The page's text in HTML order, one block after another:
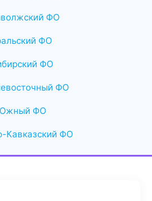
ФО
ФО
ФО
ФО
ФО
Кавказский ФО